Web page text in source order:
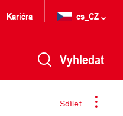
Kariéra cs_CZ
Vyhledat
Sdílet